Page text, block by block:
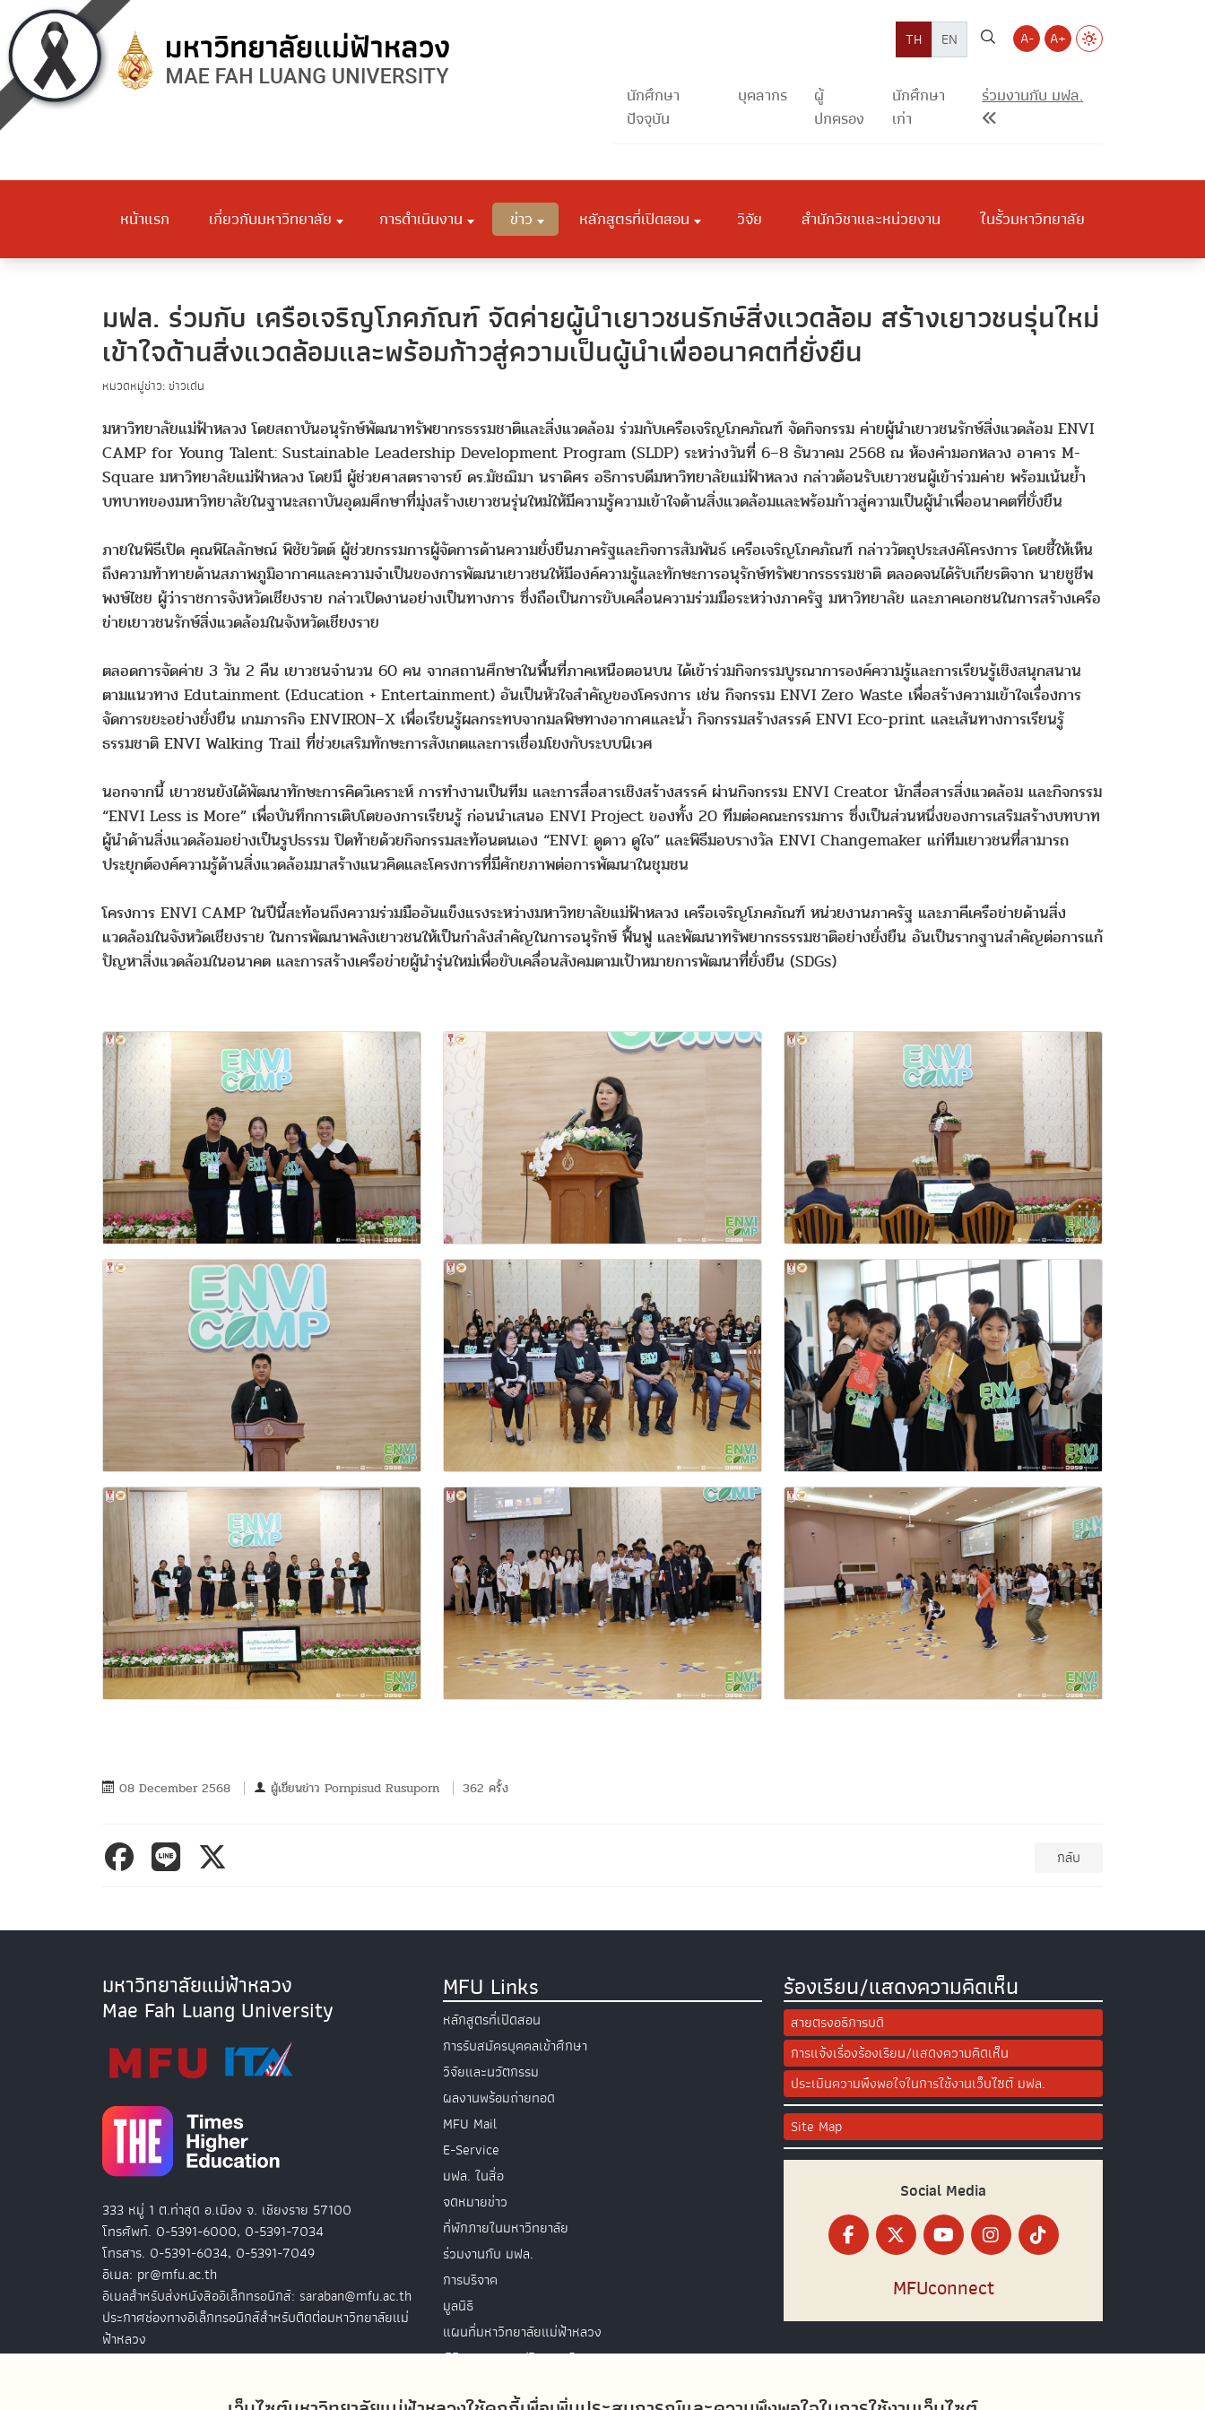
TH EN A- A+
นักศึกษา
ปัจจุบัน
บุคลากร
ผู้
ปกครอง
นักศึกษา
เก่า
ร่วมงานกับ มฟล.
หน้าแรก เกี่ยวกับมหาวิทยาลัย การดำเนินงาน ข่าว หลักสูตรที่เปิดสอน วิจัย สำนักวิชาและหน่วยงาน ในรั้วมหาวิทยาลัย
มฟล. ร่วมกับ เครือเจริญโภคภัณฑ์ จัดค่ายผู้นำเยาวชนรักษ์สิ่งแวดล้อม สร้างเยาวชนรุ่นใหม่
เข้าใจด้านสิ่งแวดล้อมและพร้อมก้าวสู่ความเป็นผู้นำเพื่ออนาคตที่ยั่งยืน
หมวดหมู่ข่าว: ข่าวเด่น
มหาวิทยาลัยแม่ฟ้าหลวง โดยสถาบันอนุรักษ์พัฒนาทรัพยากรธรรมชาติและสิ่งแวดล้อม ร่วมกับเครือเจริญโภคภัณฑ์ จัดกิจกรรม ค่ายผู้นำเยาวชนรักษ์สิ่งแวดล้อม ENVI
CAMP for Young Talent: Sustainable Leadership Development Program (SLDP) ระหว่างวันที่ 6–8 ธันวาคม 2568 ณ ห้องคำมอกหลวง อาคาร M-
Square มหาวิทยาลัยแม่ฟ้าหลวง โดยมี ผู้ช่วยศาสตราจารย์ ดร.มัชฌิมา นราดิศร อธิการบดีมหาวิทยาลัยแม่ฟ้าหลวง กล่าวต้อนรับเยาวชนผู้เข้าร่วมค่าย พร้อมเน้นย้ำ
บทบาทของมหาวิทยาลัยในฐานะสถาบันอุดมศึกษาที่มุ่งสร้างเยาวชนรุ่นใหม่ให้มีความรู้ความเข้าใจด้านสิ่งแวดล้อมและพร้อมก้าวสู่ความเป็นผู้นำเพื่ออนาคตที่ยั่งยืน
ภายในพิธีเปิด คุณพิไลลักษณ์ พิชัยวัตต์ ผู้ช่วยกรรมการผู้จัดการด้านความยั่งยืนภาครัฐและกิจการสัมพันธ์ เครือเจริญโภคภัณฑ์ กล่าววัตถุประสงค์โครงการ โดยชี้ให้เห็น
ถึงความท้าทายด้านสภาพภูมิอากาศและความจำเป็นของการพัฒนาเยาวชนให้มีองค์ความรู้และทักษะการอนุรักษ์ทรัพยากรธรรมชาติ ตลอดจนได้รับเกียรติจาก นายชูชีพ
พงษ์ไชย ผู้ว่าราชการจังหวัดเชียงราย กล่าวเปิดงานอย่างเป็นทางการ ซึ่งถือเป็นการขับเคลื่อนความร่วมมือระหว่างภาครัฐ มหาวิทยาลัย และภาคเอกชนในการสร้างเครือ
ข่ายเยาวชนรักษ์สิ่งแวดล้อมในจังหวัดเชียงราย
ตลอดการจัดค่าย 3 วัน 2 คืน เยาวชนจำนวน 60 คน จากสถานศึกษาในพื้นที่ภาคเหนือตอนบน ได้เข้าร่วมกิจกรรมบูรณาการองค์ความรู้และการเรียนรู้เชิงสนุกสนาน
ตามแนวทาง Edutainment (Education + Entertainment) อันเป็นหัวใจสำคัญของโครงการ เช่น กิจกรรม ENVI Zero Waste เพื่อสร้างความเข้าใจเรื่องการ
จัดการขยะอย่างยั่งยืน เกมภารกิจ ENVIRON–X เพื่อเรียนรู้ผลกระทบจากมลพิษทางอากาศและน้ำ กิจกรรมสร้างสรรค์ ENVI Eco-print และเส้นทางการเรียนรู้
ธรรมชาติ ENVI Walking Trail ที่ช่วยเสริมทักษะการสังเกตและการเชื่อมโยงกับระบบนิเวศ
นอกจากนี้ เยาวชนยังได้พัฒนาทักษะการคิดวิเคราะห์ การทำงานเป็นทีม และการสื่อสารเชิงสร้างสรรค์ ผ่านกิจกรรม ENVI Creator นักสื่อสารสิ่งแวดล้อม และกิจกรรม
“ENVI Less is More” เพื่อบันทึกการเติบโตของการเรียนรู้ ก่อนนำเสนอ ENVI Project ของทั้ง 20 ทีมต่อคณะกรรมการ ซึ่งเป็นส่วนหนึ่งของการเสริมสร้างบทบาท
ผู้นำด้านสิ่งแวดล้อมอย่างเป็นรูปธรรม ปิดท้ายด้วยกิจกรรมสะท้อนตนเอง “ENVI: ดูดาว ดูใจ” และพิธีมอบรางวัล ENVI Changemaker แก่ทีมเยาวชนที่สามารถ
ประยุกต์องค์ความรู้ด้านสิ่งแวดล้อมมาสร้างแนวคิดและโครงการที่มีศักยภาพต่อการพัฒนาในชุมชน
โครงการ ENVI CAMP ในปีนี้สะท้อนถึงความร่วมมืออันแข็งแรงระหว่างมหาวิทยาลัยแม่ฟ้าหลวง เครือเจริญโภคภัณฑ์ หน่วยงานภาครัฐ และภาคีเครือข่ายด้านสิ่ง
แวดล้อมในจังหวัดเชียงราย ในการพัฒนาพลังเยาวชนให้เป็นกำลังสำคัญในการอนุรักษ์ ฟื้นฟู และพัฒนาทรัพยากรธรรมชาติอย่างยั่งยืน อันเป็นรากฐานสำคัญต่อการแก้
ปัญหาสิ่งแวดล้อมในอนาคต และการสร้างเครือข่ายผู้นำรุ่นใหม่เพื่อขับเคลื่อนสังคมตามเป้าหมายการพัฒนาที่ยั่งยืน (SDGs)
08 December 2568 ผู้เขียนข่าว Pornpisud Rusuporn 362 ครั้ง
กลับ
มหาวิทยาลัยแม่ฟ้าหลวง
Mae Fah Luang University
333 หมู่ 1 ต.ท่าสุด อ.เมือง จ. เชียงราย 57100
โทรศัพท์. 0-5391-6000, 0-5391-7034
โทรสาร. 0-5391-6034, 0-5391-7049
อีเมล: pr@mfu.ac.th
อีเมลสำหรับส่งหนังสืออิเล็กทรอนิกส์: saraban@mfu.ac.th
ประกาศช่องทางอิเล็กทรอนิกส์สำหรับติดต่อมหาวิทยาลัยแม่
ฟ้าหลวง
MFU Links
หลักสูตรที่เปิดสอน
การรับสมัครบุคคลเข้าศึกษา
วิจัยและนวัตกรรม
ผลงานพร้อมถ่ายทอด
MFU Mail
E-Service
มฟล. ในสื่อ
จดหมายข่าว
ที่พักภายในมหาวิทยาลัย
ร่วมงานกับ มฟล.
การบริจาค
มูลนิธิ
แผนที่มหาวิทยาลัยแม่ฟ้าหลวง
พิธีพระราชทานปริญญาบัตร
ร้องเรียน/แสดงความคิดเห็น
สายตรงอธิการบดี
การแจ้งเรื่องร้องเรียน/แสดงความคิดเห็น
ประเมินความพึงพอใจในการใช้งานเว็บไซต์ มฟล.
Site Map
Social Media
MFUconnect